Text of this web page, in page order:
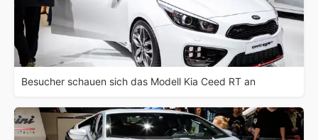
Besucher schauen sich das Modell Kia Ceed RT an